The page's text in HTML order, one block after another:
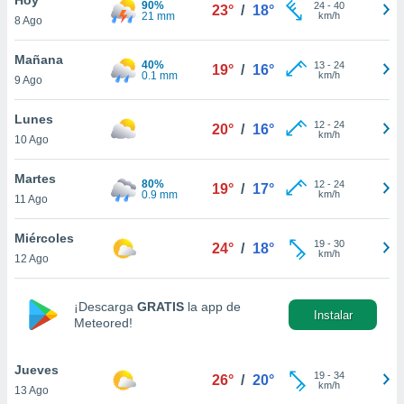
y
en
más
de
cookies
aceptar
8 Ago
90%
21 mm
23° / 18° 24- 40
km/h
Mañana
9 Ago
40%
0.1 mm
19° / 16° 13- 24
km/h
Lunes
10 Ago
20° / 16° 12- 24
km/h
Martes
11 Ago
80%
0.9 mm
19° / 17° 12- 24
km/h
Miércoles
12 Ago
24° / 18° 19- 30
km/h
¡Descarga GRATIS la app de
Meteored!
Instalar
Jueves
13 Ago
26° / 20° 19- 34
km/h